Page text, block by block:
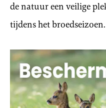
de natuur een veilige
tijdens het broedseizoen.